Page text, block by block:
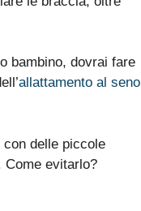
bambino, dovrai fare
allattamento al seno
delle piccole
Come evitarlo?